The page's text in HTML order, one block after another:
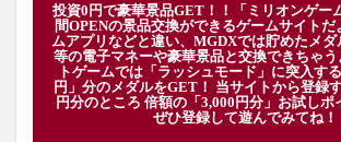
投資0円で豪華景品GET！！「ミリオンゲー
間OPENの景品交換ができるゲームサイトだ
ムアプリなどと違い、MGDXでは貯めたメダ
等の電子マネーや豪華景品と交換できちゃ
トゲームでは「ラッシュモード」に突入す
円」分のメダルをGET！ 当サイトから登録
円分のところ 倍額の「3,000円分」お試しポ
ぜひ登録して遊んでみてね！